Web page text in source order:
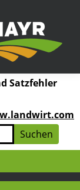
Satzfehler